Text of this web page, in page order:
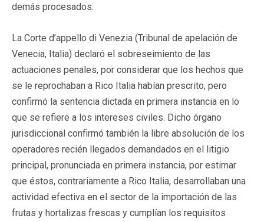
demás procesados.
La Corte d’appello di Venezia (Tribunal de apelación de
Venecia, Italia) declaró el sobreseimiento de las
actuaciones penales, por considerar que los hechos que
se le reprochaban a Rico Italia habían prescrito, pero
confirmó la sentencia dictada en primera instancia en lo
que se refiere a los intereses civiles. Dicho órgano
jurisdiccional confirmó también la libre absolución de los
operadores recién llegados demandados en el litigio
principal, pronunciada en primera instancia, por estimar
que éstos, contrariamente a Rico Italia, desarrollaban una
actividad efectiva en el sector de la importación de las
frutas y hortalizas frescas y cumplían los requisitos